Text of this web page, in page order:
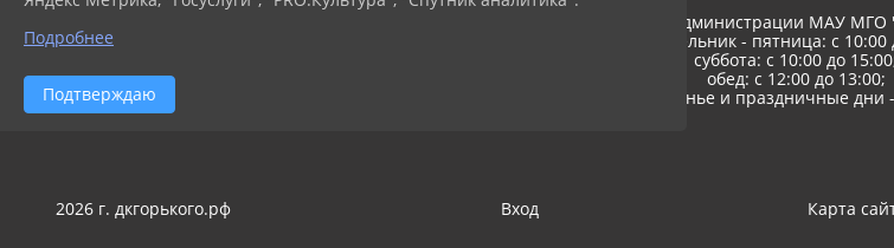
Режим работы администрации МАУ МГО
понедельник - пятница: с 10:00
суббота: с 10:00 до
обед: с 12:00 до 13:00;
воскресенье и праздничные дни
2026 г. дкгорького.рф Вход Карта
Подробнее
Подтверждаю